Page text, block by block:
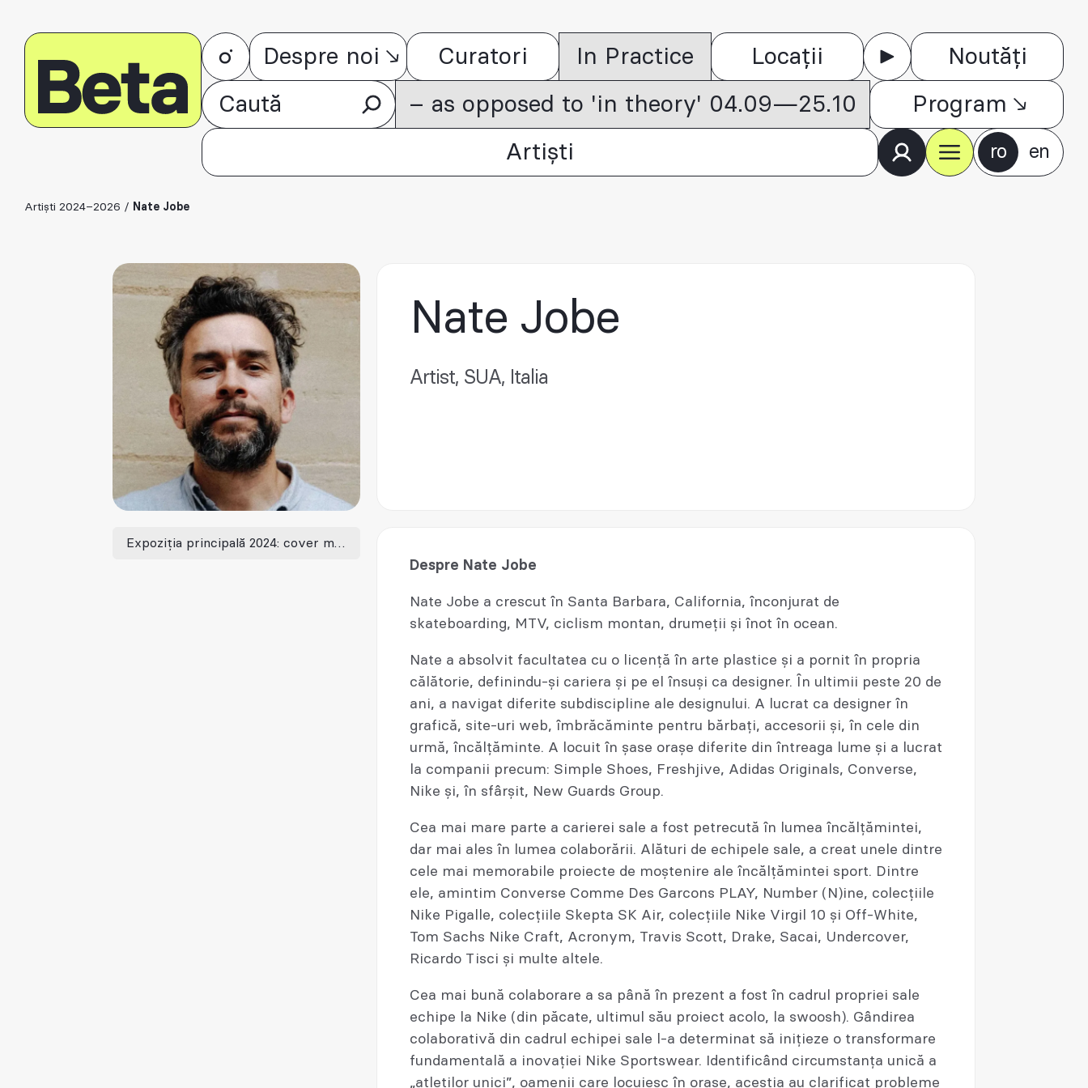
Despre noi Curatori In Practice Locații Noutăți
– as opposed to 'in theory' 04.09—25.10 Program
Artiști ro en
Artiști 2024–2026 / Nate Jobe
Nate Jobe
Artist, SUA, Italia
Expoziția principală 2024: cover me softly
Despre Nate Jobe
Nate Jobe a crescut în Santa Barbara, California, înconjurat de
skateboarding, MTV, ciclism montan, drumeții și înot în ocean.
Nate a absolvit facultatea cu o licență în arte plastice și a pornit în propria
călătorie, definindu-și cariera și pe el însuși ca designer. În ultimii peste 20 de
ani, a navigat diferite subdiscipline ale designului. A lucrat ca designer în
grafică, site-uri web, îmbrăcăminte pentru bărbați, accesorii și, în cele din
urmă, încălțăminte. A locuit în șase orașe diferite din întreaga lume și a lucrat
la companii precum: Simple Shoes, Freshjive, Adidas Originals, Converse,
Nike și, în sfârșit, New Guards Group.
Cea mai mare parte a carierei sale a fost petrecută în lumea încălțămintei,
dar mai ales în lumea colaborării. Alături de echipele sale, a creat unele dintre
cele mai memorabile proiecte de moștenire ale încălțămintei sport. Dintre
ele, amintim Converse Comme Des Garcons PLAY, Number (N)ine, colecțiile
Nike Pigalle, colecțiile Skepta SK Air, colecțiile Nike Virgil 10 și Off-White,
Tom Sachs Nike Craft, Acronym, Travis Scott, Drake, Sacai, Undercover,
Ricardo Tisci și multe altele.
Cea mai bună colaborare a sa până în prezent a fost în cadrul propriei sale
echipe la Nike (din păcate, ultimul său proiect acolo, la swoosh). Gândirea
colaborativă din cadrul echipei sale l-a determinat să inițieze o transformare
fundamentală a inovației Nike Sportswear. Identificând circumstanța unică a
„atleților unici”, oamenii care locuiesc în orașe, aceștia au clarificat probleme